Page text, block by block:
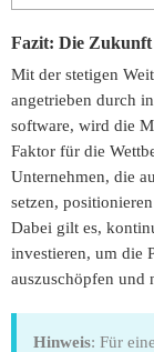
Fazit: Die
Mit der stetigen
angetrieben durch
software, wird die
Faktor für die
Unternehmen, die
setzen,
Dabei gilt es,
investieren, um die
auszuschöpfen und
Hinweis: Für